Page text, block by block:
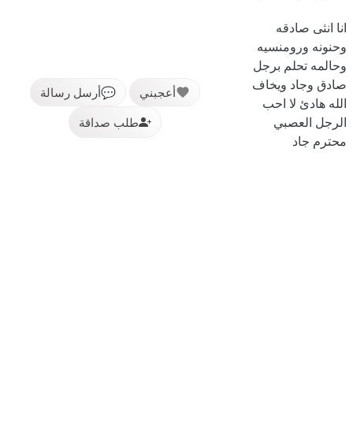
انا انثى صادقه
وحنونه ورومنسيه
وحالمه تحلم برجل
صادق وجاد ويخاف
الله هادئ لا احب
الرجل العصبي
محترم جاد
أعجبني 💬أرسل رسالة
طلب صداقة